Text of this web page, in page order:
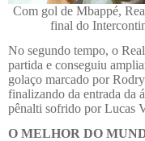
Com gol de Mbappé,
final do
No segundo tempo, o
partida e conseguiu
golaço marcado por
finalizando da entrada da
pênalti sofrido por Lucas
O MELHOR DO